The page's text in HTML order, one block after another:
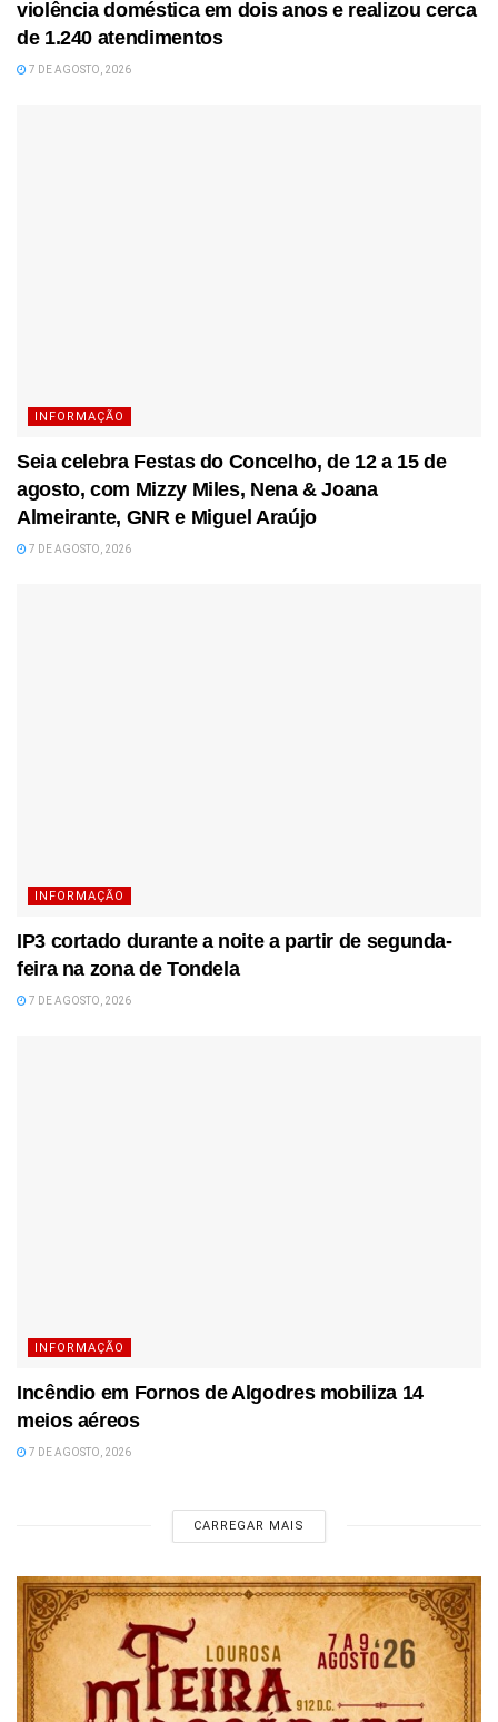
violência doméstica em dois anos e realizou cerca
de 1.240 atendimentos
7 DE AGOSTO, 2026
INFORMAÇÃO
Seia celebra Festas do Concelho, de 12 a 15 de
agosto, com Mizzy Miles, Nena & Joana
Almeirante, GNR e Miguel Araújo
7 DE AGOSTO, 2026
INFORMAÇÃO
IP3 cortado durante a noite a partir de segunda-
feira na zona de Tondela
7 DE AGOSTO, 2026
INFORMAÇÃO
Incêndio em Fornos de Algodres mobiliza 14
meios aéreos
7 DE AGOSTO, 2026
CARREGAR MAIS